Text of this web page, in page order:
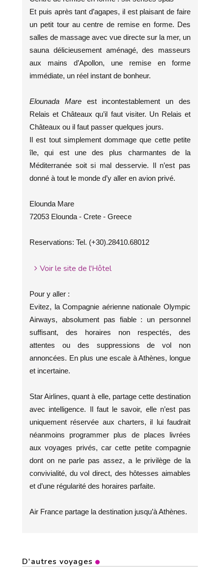
Et puis après tant d’agapes, il est plaisant de faire
un petit tour au centre de remise en forme. Des
salles de massage avec vue directe sur la mer, un
sauna délicieusement aménagé, des masseurs
aux mains d’Apollon, une remise en forme
immédiate, un réel instant de bonheur.
Elounada Mare est incontestablement un des
Relais et Châteaux qu’il faut visiter. Un Relais et
Châteaux ou il faut passer quelques jours.
Il est tout simplement dommage que cette petite
île, qui est une des plus charmantes de la
Méditerranée soit si mal desservie. Il n’est pas
donné à tout le monde d’y aller en avion privé.
Elounda Mare
72053 Elounda - Crete - Greece
Reservations: Tel. (+30).28410.68012
Voir le site de l'Hôtel
Pour y aller :
Evitez, la Compagnie aérienne nationale Olympic
Airways, absolument pas fiable : un personnel
suffisant, des horaires non respectés, des
attentes ou des suppressions de vol non
annoncées. En plus une escale à Athènes, longue
et incertaine.
Star Airlines, quant à elle, partage cette destination
avec intelligence. Il faut le savoir, elle n’est pas
uniquement réservée aux charters, il lui faudrait
néanmoins programmer plus de places livrées
aux voyages privés, car cette petite compagnie
dont on ne parle pas assez, a le privilège de la
convivialité, du vol direct, des hôtesses aimables
et d’une régularité des horaires parfaite.
Air France partage la destination jusqu’à Athènes.
D'autres voyages